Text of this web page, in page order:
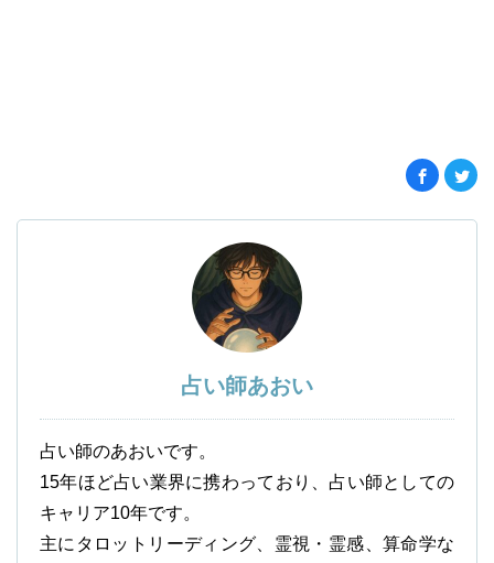
占い師あおい
占い師のあおいです。
15年ほど占い業界に携わっており、占い師としての
キャリア10年です。
主にタロットリーディング、霊視・霊感、算命学な